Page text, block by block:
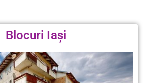
Blocuri Iași